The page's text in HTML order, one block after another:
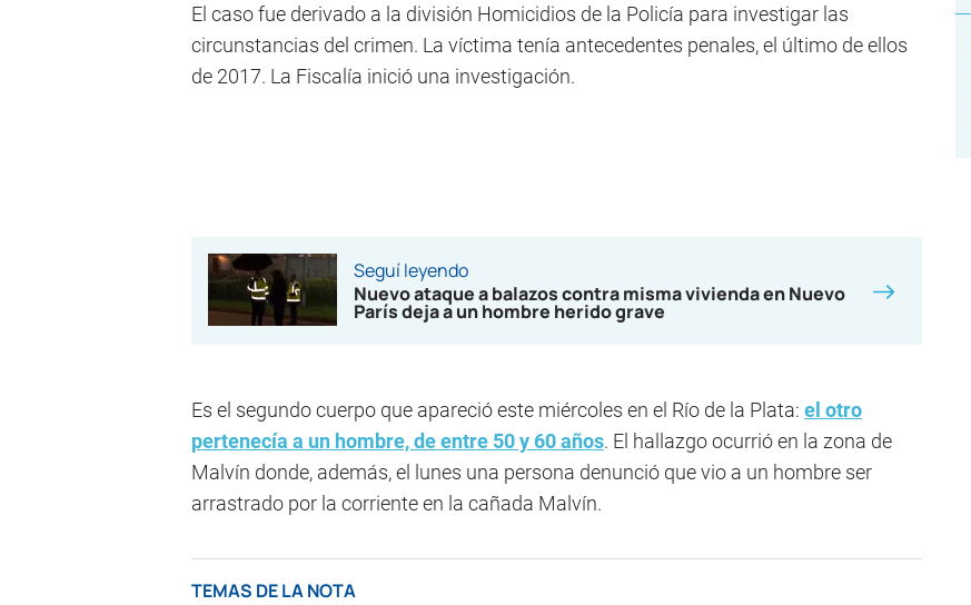
El caso fue derivado a la división Homicidios de la Policía para investigar las
circunstancias del crimen. La víctima tenía antecedentes penales, el último de ellos
de 2017. La Fiscalía inició una investigación.
Seguí leyendo
Nuevo ataque a balazos contra misma vivienda en Nuevo
París deja a un hombre herido grave
Es el segundo cuerpo que apareció este miércoles en el Río de la Plata: el otro
pertenecía a un hombre, de entre 50 y 60 años. El hallazgo ocurrió en la zona de
Malvín donde, además, el lunes una persona denunció que vio a un hombre ser
arrastrado por la corriente en la cañada Malvín.
TEMAS DE LA NOTA